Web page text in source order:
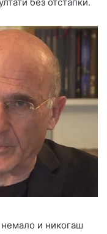
и никогаш